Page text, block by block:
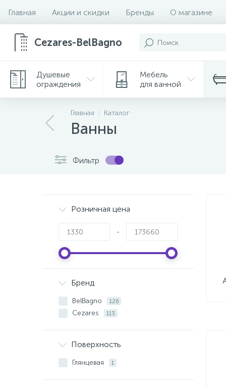
Главная Акции и скидки Бренды О магазине
Cezares-BelBagno
Душевые
ограждения
Мебель
для ванной
Главная Каталог
Ванны
Фильтр
Розничная цена
-
Бренд
BelBagno 126
Cezares 113
Поверхность
Глянцевая 1